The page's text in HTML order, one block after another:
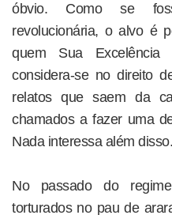
óbvio. Como se
revolucionária, o alvo é
quem Sua
considera-se no direito
relatos que saem da
chamados a fazer uma
Nada interessa além disso.
No passado do
torturados no pau de